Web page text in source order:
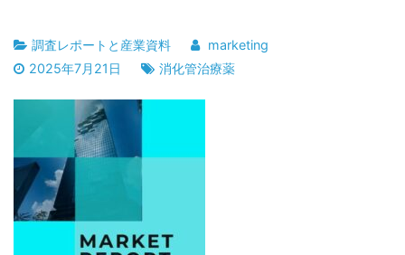
調査レポートと産業資料
marketing
2025年7月21日
消化管治療薬